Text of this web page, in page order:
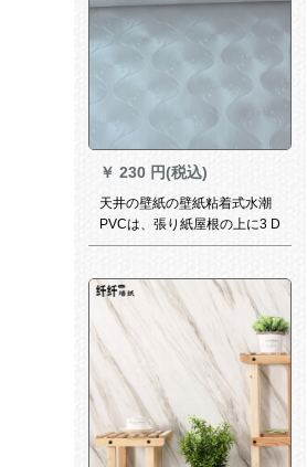
￥ 230 円(税込)
天井の壁紙の壁紙粘着式水潮
PVCは、張り紙屋根の上に3 D
立体8903メトルの百花を飾っ